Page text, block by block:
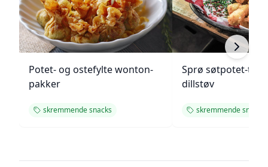
Potet- og ostefylte wonton-
pakker
skremmende snacks
Sprø søtpotet-tots
dillstøv
skremmende snacks